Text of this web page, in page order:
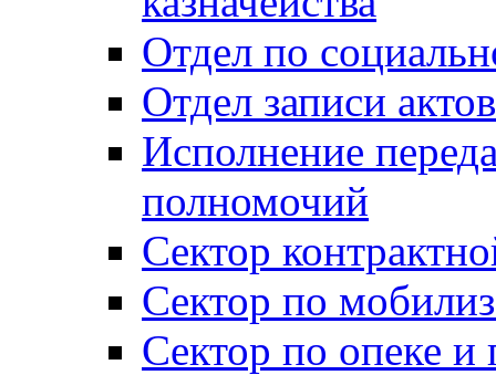
Отдел по
Отдел записи
Исполнение
полномочий
Сектор
Сектор по
Сектор по опеке и